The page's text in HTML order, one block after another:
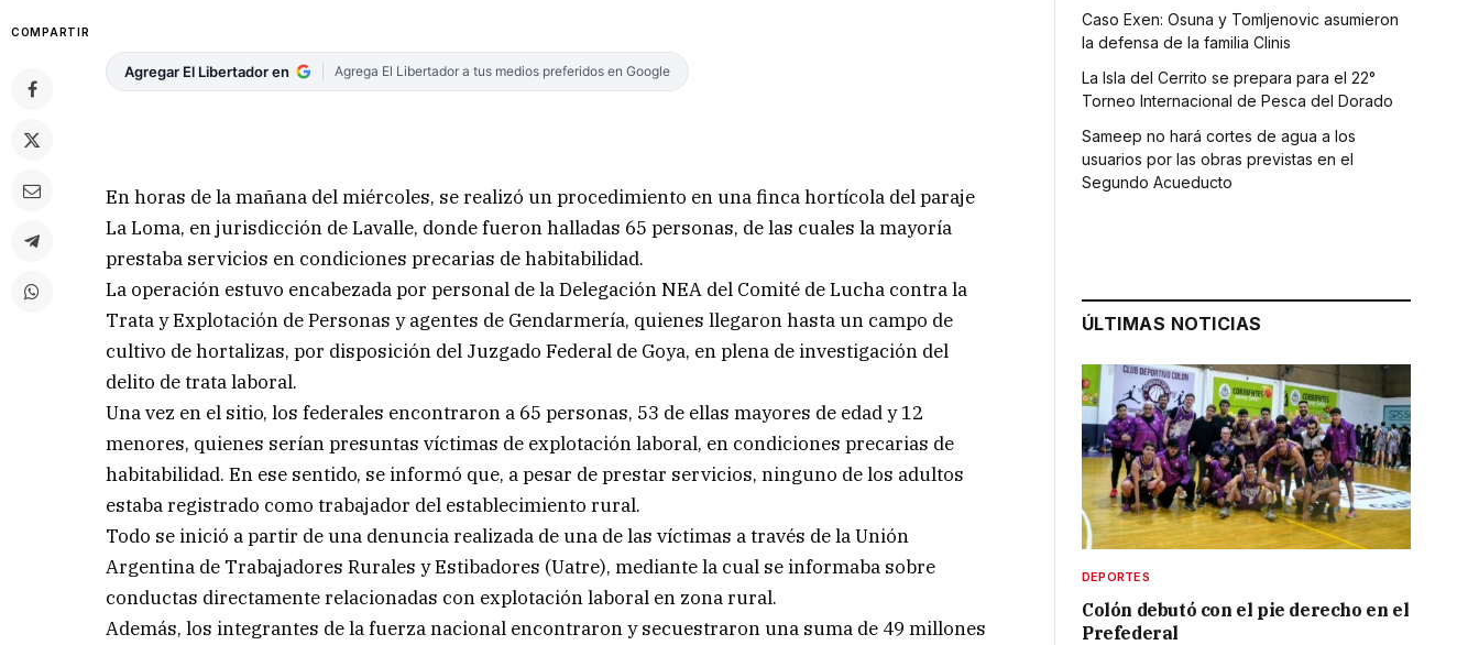
COMPARTIR
Agregar El Libertador en Agrega El Libertador a tus medios preferidos en Google
En horas de la mañana del miércoles, se realizó un procedimiento en una finca hortícola del paraje
La Loma, en jurisdicción de Lavalle, donde fueron halladas 65 personas, de las cuales la mayoría
prestaba servicios en condiciones precarias de habitabilidad.
La operación estuvo encabezada por personal de la Delegación NEA del Comité de Lucha contra la
Trata y Explotación de Personas y agentes de Gendarmería, quienes llegaron hasta un campo de
cultivo de hortalizas, por disposición del Juzgado Federal de Goya, en plena de investigación del
delito de trata laboral.
Una vez en el sitio, los federales encontraron a 65 personas, 53 de ellas mayores de edad y 12
menores, quienes serían presuntas víctimas de explotación laboral, en condiciones precarias de
habitabilidad. En ese sentido, se informó que, a pesar de prestar servicios, ninguno de los adultos
estaba registrado como trabajador del establecimiento rural.
Todo se inició a partir de una denuncia realizada de una de las víctimas a través de la Unión
Argentina de Trabajadores Rurales y Estibadores (Uatre), mediante la cual se informaba sobre
conductas directamente relacionadas con explotación laboral en zona rural.
Además, los integrantes de la fuerza nacional encontraron y secuestraron una suma de 49 millones
Caso Exen: Osuna y Tomljenovic asumieron
la defensa de la familia Clinis
La Isla del Cerrito se prepara para el 22°
Torneo Internacional de Pesca del Dorado
Sameep no hará cortes de agua a los
usuarios por las obras previstas en el
Segundo Acueducto
ÚLTIMAS NOTICIAS
DEPORTES
Colón debutó con el pie derecho en el
Prefederal